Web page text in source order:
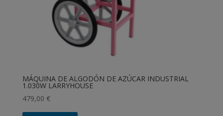
MÁQUINA DE ALGODÓN DE AZÚCAR INDUSTRIAL
1.030W LARRYHOUSE
479,00 €